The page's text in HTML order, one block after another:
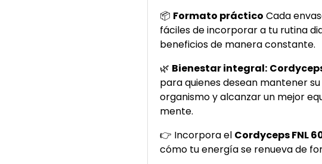
📦 Formato práctico Cada
fáciles de incorporar a tu rutina
beneficios de manera constante.
🌿 Bienestar integral:
para quienes desean mantener
organismo y alcanzar un mejor
mente.
👉 Incorpora el Cordyceps FNL
cómo tu energía se renueva de